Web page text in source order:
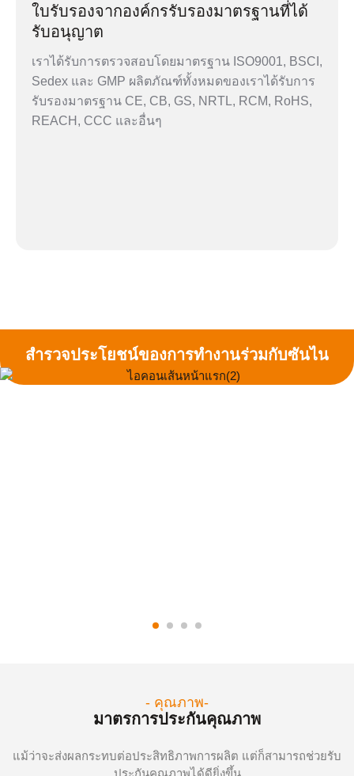
ใบรับรองจากองค์กรรับรองมาตรฐานที่ได้
รับอนุญาต
เราได้รับการตรวจสอบโดยมาตรฐาน ISO9001, BSCI,
Sedex และ GMP ผลิตภัณฑ์ทั้งหมดของเราได้รับการ
รับรองมาตรฐาน CE, CB, GS, NRTL, RCM, RoHS,
REACH, CCC และอื่นๆ
สำรวจประโยชน์ของการทำงานร่วมกับซันไน
- คุณภาพ-
มาตรการประกันคุณภาพ
แม้ว่าจะส่งผลกระทบต่อประสิทธิภาพการผลิต แต่ก็สามารถช่วยรับ
ประกันคุณภาพได้ดียิ่งขึ้น